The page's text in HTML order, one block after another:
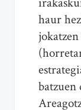
haur
batzuen